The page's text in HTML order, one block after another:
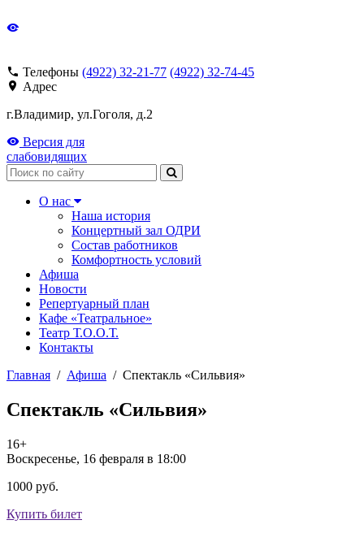
Телефоны (4922) 32-21-77 (4922) 32-74-45
Адрес
г.Владимир, ул.Гоголя, д.2
Версия для
слабовидящих
Поиск
О нас
Наша история
Концертный зал ОДРИ
Состав работников
Комфортность условий
Афиша
Новости
Репертуарный план
Кафе «Театральное»
Театр Т.О.О.Т.
Контакты
Главная / Афиша / Спектакль «Сильвия»
Спектакль «Сильвия»
16+
Воскресенье, 16 февраля в 18:00
1000 руб.
Купить билет